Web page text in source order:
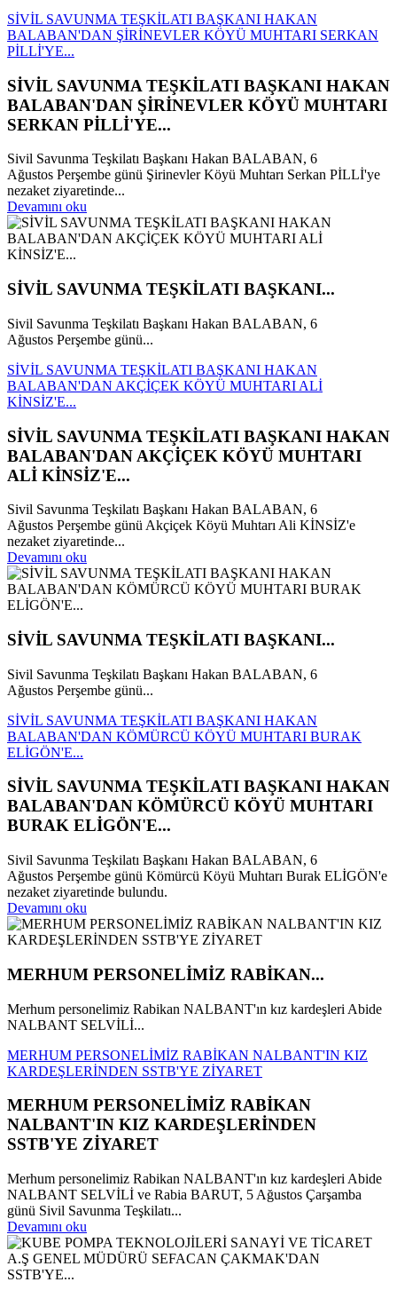
SİVİL SAVUNMA TEŞKİLATI BAŞKANI HAKAN
BALABAN'DAN ŞİRİNEVLER KÖYÜ MUHTARI SERKAN
PİLLİ'YE...
SİVİL SAVUNMA TEŞKİLATI BAŞKANI HAKAN
BALABAN'DAN ŞİRİNEVLER KÖYÜ MUHTARI
SERKAN PİLLİ'YE...
Sivil Savunma Teşkilatı Başkanı Hakan BALABAN, 6
Ağustos Perşembe günü Şirinevler Köyü Muhtarı Serkan PİLLİ'ye
nezaket ziyaretinde...
Devamını oku
SİVİL SAVUNMA TEŞKİLATI BAŞKANI...
Sivil Savunma Teşkilatı Başkanı Hakan BALABAN, 6
Ağustos Perşembe günü...
SİVİL SAVUNMA TEŞKİLATI BAŞKANI HAKAN
BALABAN'DAN AKÇİÇEK KÖYÜ MUHTARI ALİ
KİNSİZ'E...
SİVİL SAVUNMA TEŞKİLATI BAŞKANI HAKAN
BALABAN'DAN AKÇİÇEK KÖYÜ MUHTARI
ALİ KİNSİZ'E...
Sivil Savunma Teşkilatı Başkanı Hakan BALABAN, 6
Ağustos Perşembe günü Akçiçek Köyü Muhtarı Ali KİNSİZ'e
nezaket ziyaretinde...
Devamını oku
SİVİL SAVUNMA TEŞKİLATI BAŞKANI...
Sivil Savunma Teşkilatı Başkanı Hakan BALABAN, 6
Ağustos Perşembe günü...
SİVİL SAVUNMA TEŞKİLATI BAŞKANI HAKAN
BALABAN'DAN KÖMÜRCÜ KÖYÜ MUHTARI BURAK
ELİGÖN'E...
SİVİL SAVUNMA TEŞKİLATI BAŞKANI HAKAN
BALABAN'DAN KÖMÜRCÜ KÖYÜ MUHTARI
BURAK ELİGÖN'E...
Sivil Savunma Teşkilatı Başkanı Hakan BALABAN, 6
Ağustos Perşembe günü Kömürcü Köyü Muhtarı Burak ELİGÖN'e
nezaket ziyaretinde bulundu.
Devamını oku
MERHUM PERSONELİMİZ RABİKAN...
Merhum personelimiz Rabikan NALBANT'ın kız kardeşleri Abide
NALBANT SELVİLİ...
MERHUM PERSONELİMİZ RABİKAN NALBANT'IN KIZ
KARDEŞLERİNDEN SSTB'YE ZİYARET
MERHUM PERSONELİMİZ RABİKAN
NALBANT'IN KIZ KARDEŞLERİNDEN
SSTB'YE ZİYARET
Merhum personelimiz Rabikan NALBANT'ın kız kardeşleri Abide
NALBANT SELVİLİ ve Rabia BARUT, 5 Ağustos Çarşamba
günü Sivil Savunma Teşkilatı...
Devamını oku